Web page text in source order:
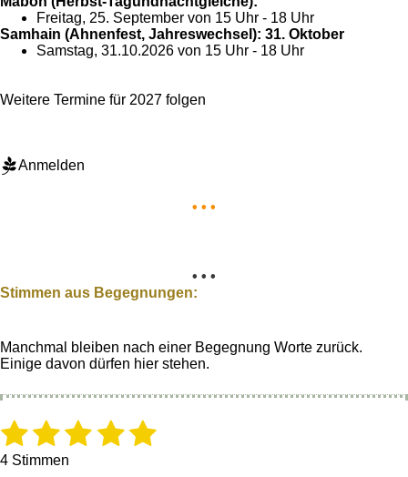
Freitag, 25. September von 15 Uhr - 18 Uhr
Samhain (Ahnenfest, Jahreswechsel): 31. Oktober
Samstag, 31.10.2026 von 15 Uhr - 18 Uhr
Weitere Termine für 2027 folgen
Anmelden
• • •
• • •
Stimmen aus Begegnungen:
Manchmal bleiben nach einer Begegnung Worte zurück.
Einige davon dürfen hier stehen.
B
e
w
1
S
2
S
3
S
4 5
B
4 Stimmen